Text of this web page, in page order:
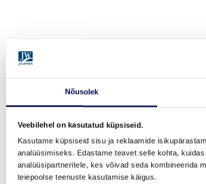
Nõusolek
Veebilehel on kasutatud küpsiseid.
Kasutame küpsiseid sisu ja reklaamide
analüüsimiseks. Edastame teavet selle kohta,
analüüsipartneritele, kes võivad seda kombineerida
teiepoolse teenuste kasutamise käigus.